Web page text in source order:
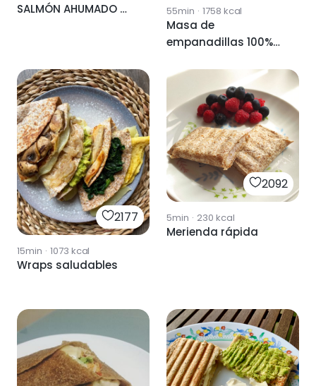
SALMÓN AHUMADO 🌯
55min · 1758 kcal
Masa de
empanadillas 100%
2177
15min · 1073 kcal
Wraps saludables
2092
5min · 230 kcal
Merienda rápida